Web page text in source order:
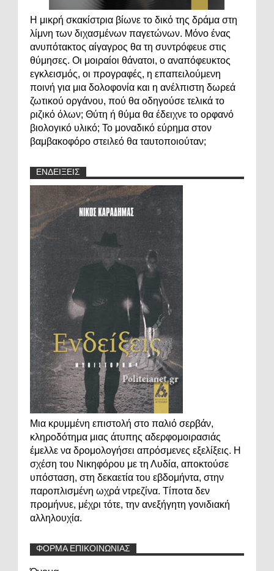
Η μικρή σκακίστρια βίωνε το δικό της δράμα στη
λίμνη των διχασμένων παγετώνων. Μόνο ένας
ανυπότακτος αίγαγρος θα τη συντρόφευε στις
θύμησες. Οι μοιραίοι θάνατοι, ο αναπόφευκτος
εγκλεισμός, οι προγραφές, η επαπειλούμενη
ποινή για μια δολοφονία και η ανέλπιστη δωρεά
ζωτικού οργάνου, πού θα οδηγούσε τελικά το
ριζικό όλων; Θύτη ή θύμα θα έδειχνε το ορφανό
βιολογικό υλικό; Το μοναδικό εύρημα στον
βαμβακοφόρο στειλεό θα ταυτοποιούταν;
ΕΝΔΕΙΞΕΙΣ
Μια κρυμμένη επιστολή στο παλιό σερβάν,
κληροδότημα μιας άτυπης αδερφομοιρασιάς
έμελλε να δρομολογήσει απρόσμενες εξελίξεις. Η
σχέση του Νικηφόρου με τη Λυδία, αποκτούσε
υπόσταση, στη δεκαετία του εβδομήντα, στην
παροπλισμένη ωχρά ντρεζίνα. Τίποτα δεν
προμήνυε, μέχρι τότε, την ανεξήγητη γονιδιακή
αλληλουχία.
ΦΟΡΜΑ ΕΠΙΚΟΙΝΩΝΙΑΣ